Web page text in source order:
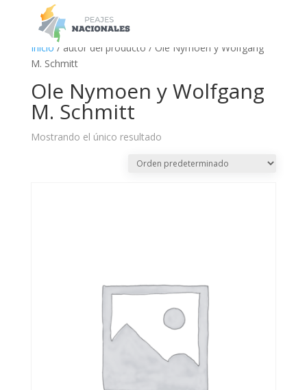
Inicio / autor del producto / Ole Nymoen y Wolfgang
M. Schmitt
Ole Nymoen y Wolfgang
M. Schmitt
Mostrando el único resultado